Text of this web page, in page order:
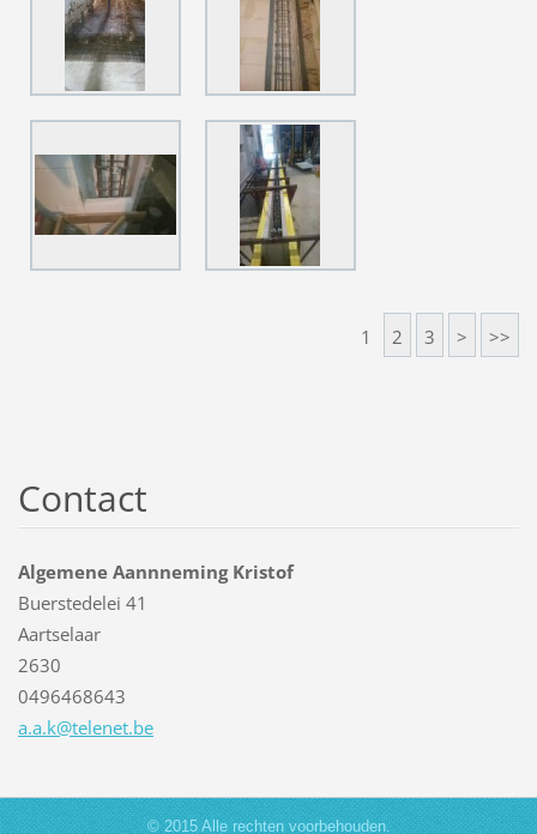
1 2 3 > >>
Contact
Algemene Aannneming Kristof
Buerstedelei 41
Aartselaar
2630
0496468643
a.a.k@telenet.be
© 2015 Alle rechten voorbehouden.